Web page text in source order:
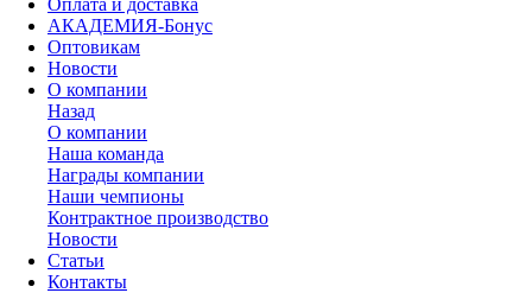
Оплата и доставка
АКАДЕМИЯ-Бонус
Оптовикам
Новости
О компании
Назад
О компании
Наша команда
Награды компании
Наши чемпионы
Контрактное производство
Новости
Статьи
Контакты